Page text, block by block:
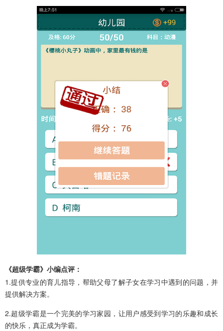
《超级学霸》小编点评：
1.提供专业的育儿指导，帮助父母了解子女在学习中遇到的问题，并
提供解决方案。
2.超级学霸是一个完美的学习家园，让用户感受到学习的乐趣和成长
的快乐，真正成为学霸。